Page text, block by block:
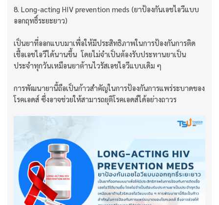
8. Long-acting HIV prevention meds (ยาป้องกันเอชไอวีแบบ
ออกฤทธิ์ระยะยาว)
เป็นยาที่ออกแบบมาเพื่อให้มีประสิทธิภาพในการป้องกันการติด
เชื้อเอชไอวีได้นานขึ้น โดยไม่จำเป็นต้องรับประทานยาเป็น
ประจำทุกวันเหมือนยาต้านไวรัสเอชไอวีแบบเดิม ๆ
การพัฒนายานี้ถือเป็นก้าวสำคัญในการป้องกันการแพร่ระบาดของ
โรคเอดส์ ซึ่งอาจช่วยให้สามารถยุติโรคเอดส์ได้อย่างถาวร